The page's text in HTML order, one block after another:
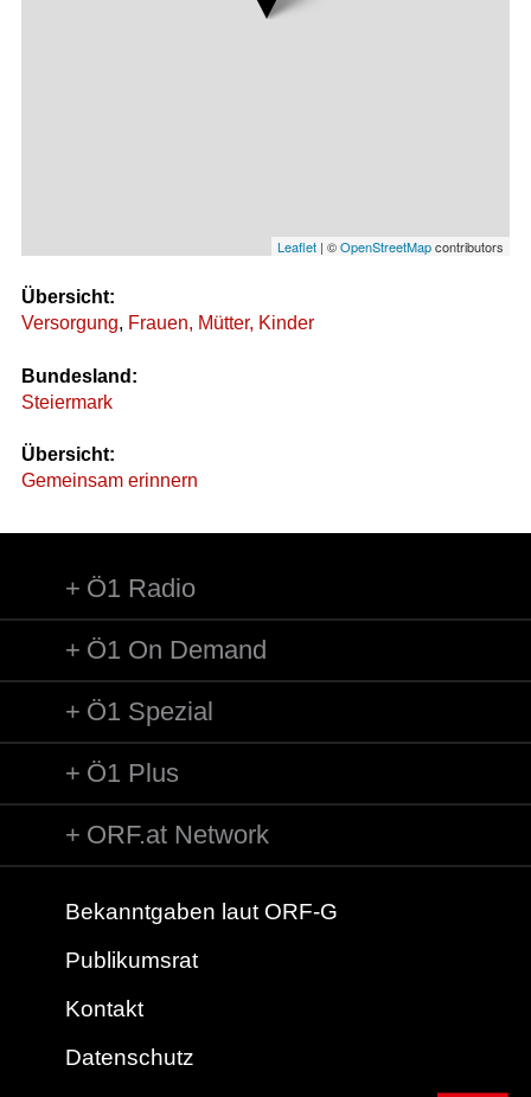
Leaflet | ©OpenStreetMapcontributors
Übersicht:
Versorgung, Frauen, Mütter, Kinder
Bundesland:
Steiermark
Übersicht:
Gemeinsam erinnern
Ö1 Radio
Ö1 On Demand
Ö1 Spezial
Ö1 Plus
ORF.at Network
Bekanntgaben laut ORF-G
Publikumsrat
Kontakt
Datenschutz